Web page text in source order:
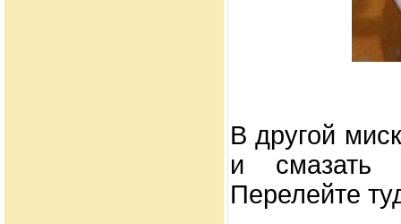
В другой
и смазать
Перелейте